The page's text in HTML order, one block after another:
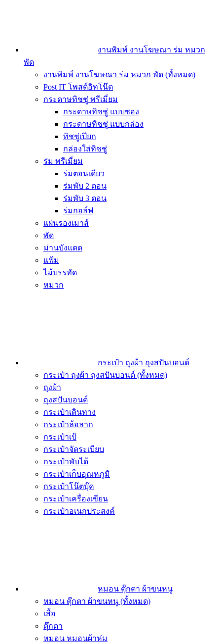
งานพิมพ์ งานโฆษณา ร่ม หมวก
พัด
งานพิมพ์ งานโฆษณา ร่ม หมวก พัด (ทั้งหมด)
Post IT โพสต์อิทโน๊ต
กระดาษทิชชู่ พรีเมี่ยม
กระดาษทิชชู่ แบบซอง
กระดาษทิชชู่ แบบกล่อง
ทิชชู่เปียก
กล่องใส่ทิชชู่
ร่ม พรีเมี่ยม
ร่มตอนเดียว
ร่มพับ 2 ตอน
ร่มพับ 3 ตอน
ร่มกอล์ฟ
แผ่นรองเมาส์
พัด
ม่านบังแดด
แฟ้ม
ไม้บรรทัด
หมวก
กระเป๋า ถุงผ้า ถุงสปันบอนด์
กระเป๋า ถุงผ้า ถุงสปันบอนด์ (ทั้งหมด)
ถุงผ้า
ถุงสปันบอนด์
กระเป๋าเดินทาง
กระเป๋าล้อลาก
กระเป๋าเป้
กระเป๋าจัดระเบียบ
กระเป๋าพับได้
กระเป๋าเก็บอุณหภูมิ
กระเป๋าโน๊ตบุ๊ค
กระเป๋าเครื่องเขียน
กระเป๋าอเนกประสงค์
หมอน ตุ๊กตา ผ้าขนหนู
หมอน ตุ๊กตา ผ้าขนหนู (ทั้งหมด)
เสื้อ
ตุ๊กตา
หมอน หมอนผ้าห่ม